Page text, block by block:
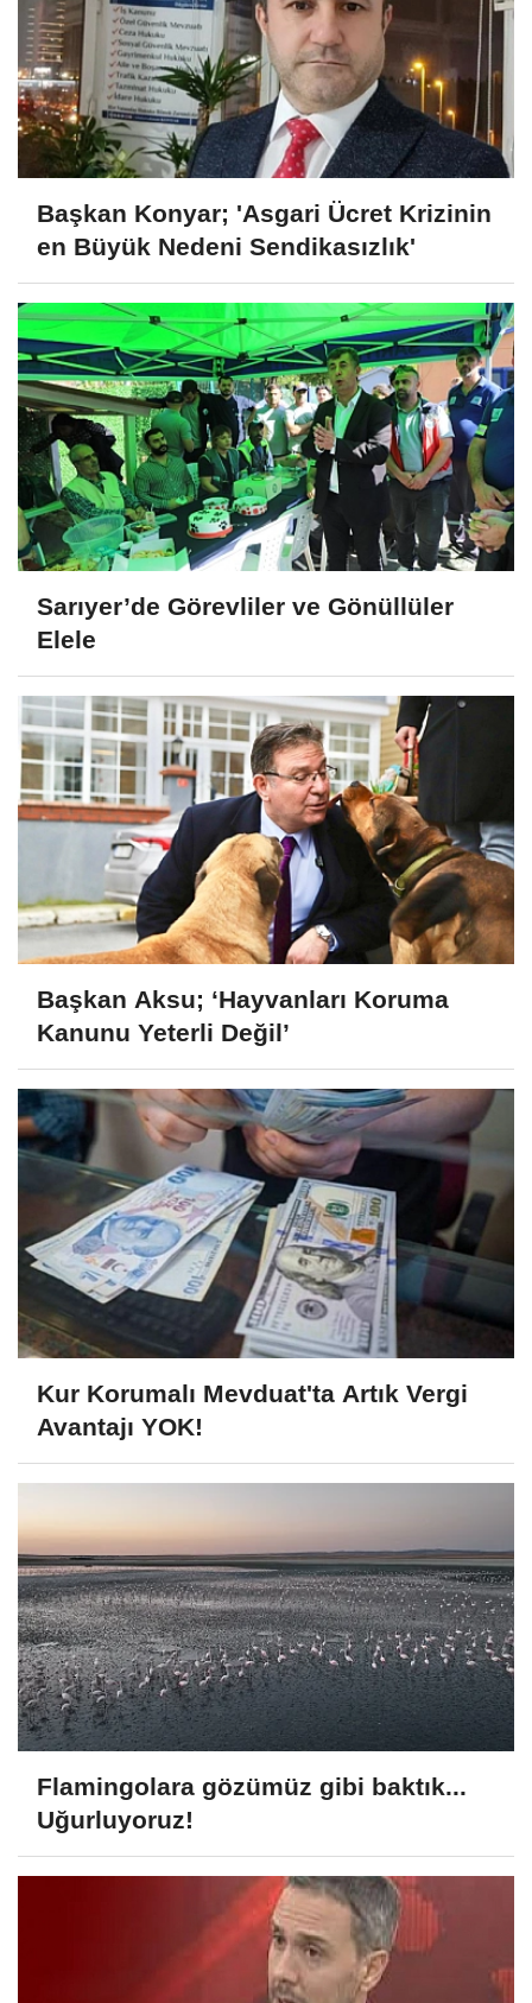
Başkan Konyar; 'Asgari Ücret Krizinin
en Büyük Nedeni Sendikasızlık'
Sarıyer’de Görevliler ve Gönüllüler
Elele
Başkan Aksu; ‘Hayvanları Koruma
Kanunu Yeterli Değil’
Kur Korumalı Mevduat'ta Artık Vergi
Avantajı YOK!
Flamingolara gözümüz gibi baktık...
Uğurluyoruz!